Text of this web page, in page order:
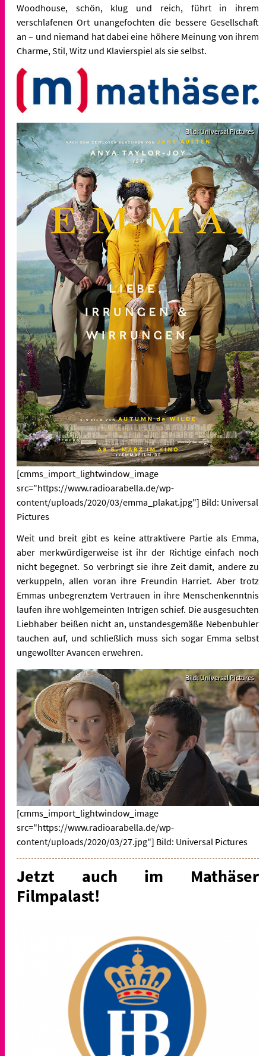
Woodhouse, schön, klug und reich, führt in ihrem
verschlafenen Ort unangefochten die bessere Gesellschaft
an – und niemand hat dabei eine höhere Meinung von ihrem
Charme, Stil, Witz und Klavierspiel als sie selbst.
Bild: Universal Pictures
[cmms_import_lightwindow_image
src="https://www.radioarabella.de/wp-
content/uploads/2020/03/emma_plakat.jpg"] Bild: Universal
Pictures
Weit und breit gibt es keine attraktivere Partie als Emma,
aber merkwürdigerweise ist ihr der Richtige einfach noch
nicht begegnet. So verbringt sie ihre Zeit damit, andere zu
verkuppeln, allen voran ihre Freundin Harriet. Aber trotz
Emmas unbegrenztem Vertrauen in ihre Menschenkenntnis
laufen ihre wohlgemeinten Intrigen schief. Die ausgesuchten
Liebhaber beißen nicht an, unstandesgemäße Nebenbuhler
tauchen auf, und schließlich muss sich sogar Emma selbst
ungewollter Avancen erwehren.
Bild: Universal Pictures
[cmms_import_lightwindow_image
src="https://www.radioarabella.de/wp-
content/uploads/2020/03/27.jpg"] Bild: Universal Pictures
Jetzt auch im Mathäser
Filmpalast!